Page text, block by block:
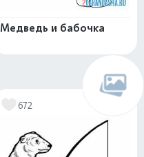
Медведь и бабочка
672